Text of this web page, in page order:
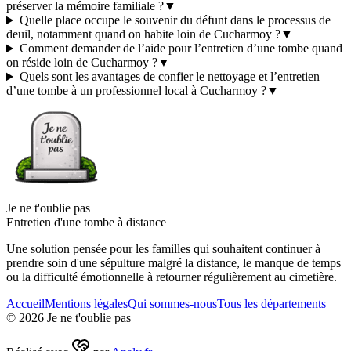
préserver la mémoire familiale ?▼
Quelle place occupe le souvenir du défunt dans le processus de
deuil, notamment quand on habite loin de Cucharmoy ?▼
Comment demander de l’aide pour l’entretien d’une tombe quand
on réside loin de Cucharmoy ?▼
Quels sont les avantages de confier le nettoyage et l’entretien
d’une tombe à un professionnel local à Cucharmoy ?▼
Je ne t'oublie pas
Entretien d'une tombe à distance
Une solution pensée pour les familles qui souhaitent continuer à
prendre soin d'une sépulture malgré la distance, le manque de temps
ou la difficulté émotionnelle à retourner régulièrement au cimetière.
AccueilMentions légalesQui sommes-nousTous les départements
© 2026 Je ne t'oublie pas